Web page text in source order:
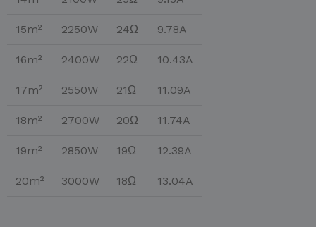
15m² 2250W 24Ω 9.78A
16m² 2400W 22Ω 10.43A
17m² 2550W 21Ω 11.09A
18m² 2700W 20Ω 11.74A
19m² 2850W 19Ω 12.39A
20m² 3000W 18Ω 13.04A